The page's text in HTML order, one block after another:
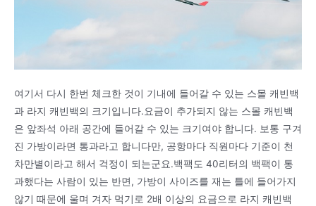
여기서 다시 한번 체크한 것이 기내에 들어갈 수 있는 스몰 캐빈백
과 라지 캐빈백의 크기입니다.요금이 추가되지 않는 스몰 캐빈백
은 앞좌석 아래 공간에 들어갈 수 있는 크기여야 합니다. 보통 구겨
진 가방이라면 통과라고 합니다만, 공항마다 직원마다 기준이 천
차만별이라고 해서 걱정이 되는군요.백팩도 40리터의 백팩이 통
과했다는 사람이 있는 반면, 가방이 사이즈를 재는 틀에 들어가지
않기 때문에 울며 겨자 먹기로 2배 이상의 요금으로 라지 캐빈백